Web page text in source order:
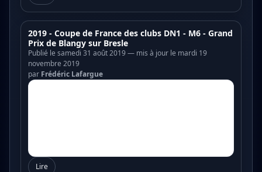
2019 - Coupe de France des clubs DN1 - M6 - Grand
Prix de Blangy sur Bresle
Publié le samedi 31 août 2019 — mis à jour le mardi 19
novembre 2019
par Frédéric Lafargue
Lire